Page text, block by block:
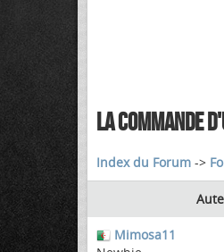
LA COMMANDE
Index du Forum ->
Mimosa11